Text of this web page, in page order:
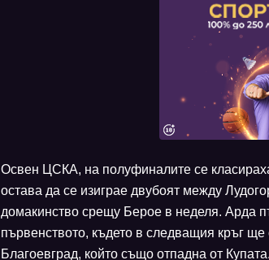
Освен ЦСКА, на полуфиналите се
остава да се изиграе двубоят между
домакинство срещу Берое в неделя. Арда
първенството, където в следващия кръг
Благоевград, който също отпадна от Купата.